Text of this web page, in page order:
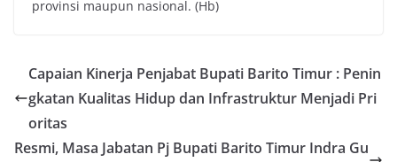
provinsi maupun nasional. (Hb)
Capaian Kinerja Penjabat Bupati Barito Timur : Penin
gkatan Kualitas Hidup dan Infrastruktur Menjadi Pri
oritas
Resmi, Masa Jabatan Pj Bupati Barito Timur Indra Gu